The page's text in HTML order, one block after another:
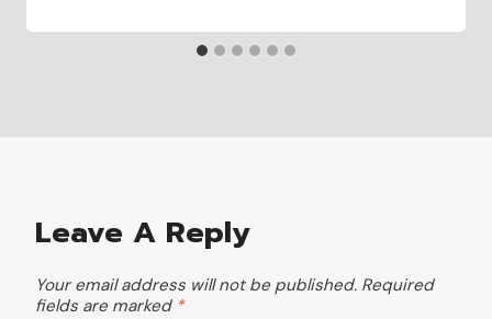
Leave A Reply
Your email address will not be published. Required
fields are marked *